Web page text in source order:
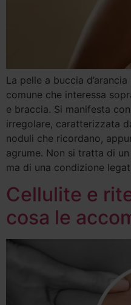
La pelle a buccia
comune che interessa
e braccia. Si manifesta
irregolare, caratterizzata
noduli che ricordano,
agrume. Non si tratta di
ma di una condizione
Cellulite e
cosa le